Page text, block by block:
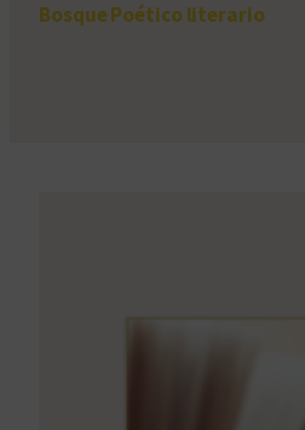
Bosque Poético literario